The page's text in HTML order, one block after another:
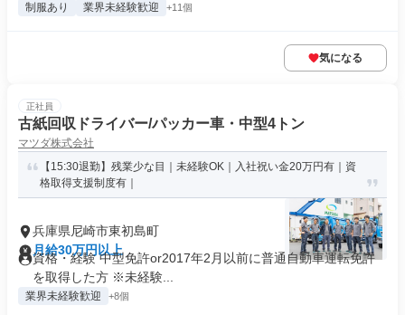
制服あり 業界未経験歓迎 +11個
気になる
正社員
古紙回収ドライバー/パッカー車・中型4トン
マツダ株式会社
【15:30退勤】残業少な目｜未経験OK｜入社祝い金20万円有｜資
格取得支援制度有｜
兵庫県尼崎市東初島町
月給30万円以上
資格・経験 中型免許or2017年2月以前に普通自動車運転免許
を取得した方 ※未経験...
業界未経験歓迎 +8個